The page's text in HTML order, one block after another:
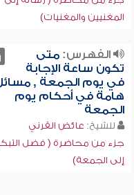
المغنيين والمغنيات)
الفهرس:متى
تكون ساعة الإجابة
في يوم الجمعة ,
هامة في أحكام يوم
الجمعة
للشيخ: عائض القرني
جزء من محاضرة ( فضل
إلى الجمعة)